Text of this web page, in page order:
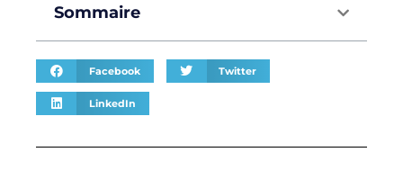
Sommaire
Facebook Twitter
LinkedIn